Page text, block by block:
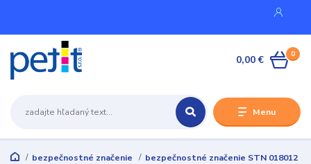
Menu
0
0,00 €
bezpečnostné značenie
bezpečnostné značenie STN 018012